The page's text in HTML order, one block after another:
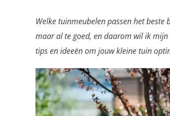
Welke tuinmeubelen passen het
maar al te goed, en daarom wil ik
tips en ideeën om jouw kleine tuin